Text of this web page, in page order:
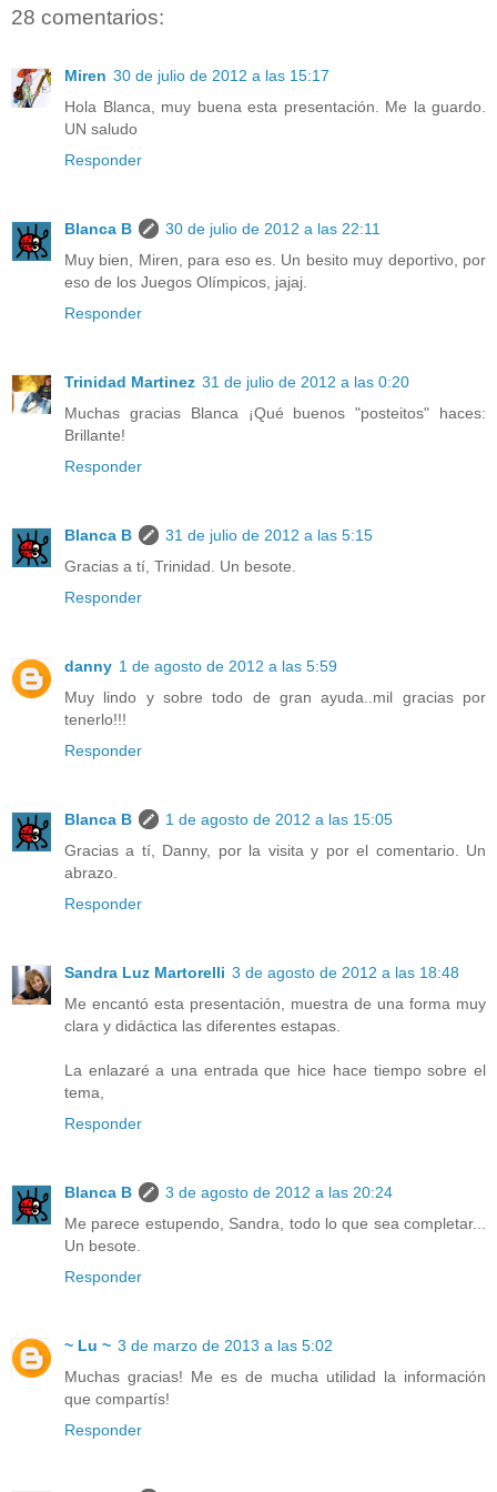
28 comentarios:
Miren 30 de julio de 2012 a las 15:17
Hola Blanca, muy buena esta presentación. Me la guardo.
UN saludo
Responder
Blanca B
30 de julio de 2012 a las 22:11
Muy bien, Miren, para eso es. Un besito muy deportivo, por
eso de los Juegos Olímpicos, jajaj.
Responder
Trinidad Martinez 31 de julio de 2012 a las 0:20
Muchas gracias Blanca ¡Qué buenos "posteitos" haces:
Brillante!
Responder
Blanca B
31 de julio de 2012 a las 5:15
Gracias a tí, Trinidad. Un besote.
Responder
danny 1 de agosto de 2012 a las 5:59
Muy lindo y sobre todo de gran ayuda..mil gracias por
tenerlo!!!
Responder
Blanca B
1 de agosto de 2012 a las 15:05
Gracias a tí, Danny, por la visita y por el comentario. Un
abrazo.
Responder
Sandra Luz Martorelli 3 de agosto de 2012 a las 18:48
Me encantó esta presentación, muestra de una forma muy
clara y didáctica las diferentes estapas.
La enlazaré a una entrada que hice hace tiempo sobre el
tema,
Responder
Blanca B
3 de agosto de 2012 a las 20:24
Me parece estupendo, Sandra, todo lo que sea completar...
Un besote.
Responder
~ Lu ~ 3 de marzo de 2013 a las 5:02
Muchas gracias! Me es de mucha utilidad la información
que compartís!
Responder